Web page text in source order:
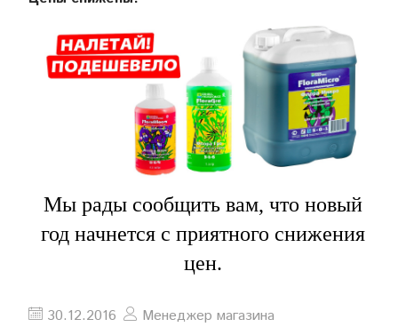
Мы рады сообщить вам, что новый
год начнется с приятного снижения
цен.
30.12.2016
Менеджер магазина